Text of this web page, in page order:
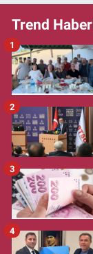
Trend
1
2
3
4